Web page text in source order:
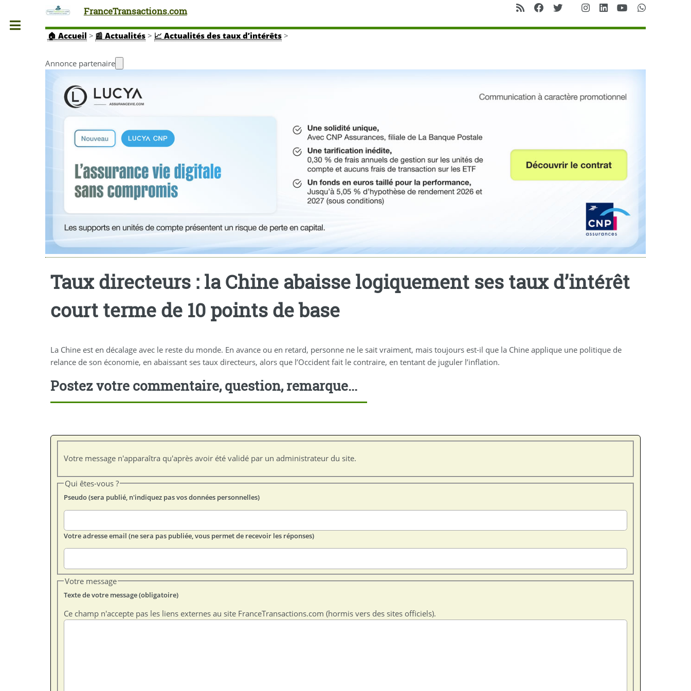
FranceTransactions.com
🏠 Accueil > 📰 Actualités > 📈 Actualités des taux d’intérêts>
Annonce partenaire
Taux directeurs : la Chine abaisse logiquement ses taux d’intérêt
court terme de 10 points de base
La Chine est en décalage avec le reste du monde. En avance ou en retard, personne ne le sait vraiment, mais toujours est-il que la Chine applique une politique de
relance de son économie, en abaissant ses taux directeurs, alors que l’Occident fait le contraire, en tentant de juguler l’inflation.
Postez votre commentaire, question, remarque...
Votre message n'apparaîtra qu'après avoir été validé par un administrateur du site.
Qui êtes-vous ?
Pseudo (sera publié, n'indiquez pas vos données personnelles)
Votre adresse email (ne sera pas publiée, vous permet de recevoir les réponses)
Votre message
Texte de votre message (obligatoire)
Ce champ n'accepte pas les liens externes au site FranceTransactions.com (hormis vers des sites officiels).
Toggle